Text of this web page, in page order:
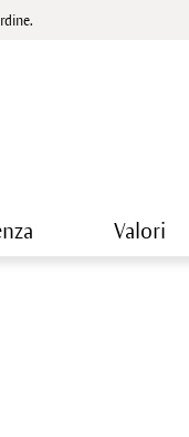
Valori